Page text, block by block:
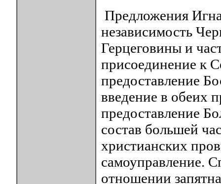
Предложения
независимость
Герцеговины и
присоединение к
предоставление
введение в обеих
предоставление
состав большей
христианских
самоуправление.
отношении